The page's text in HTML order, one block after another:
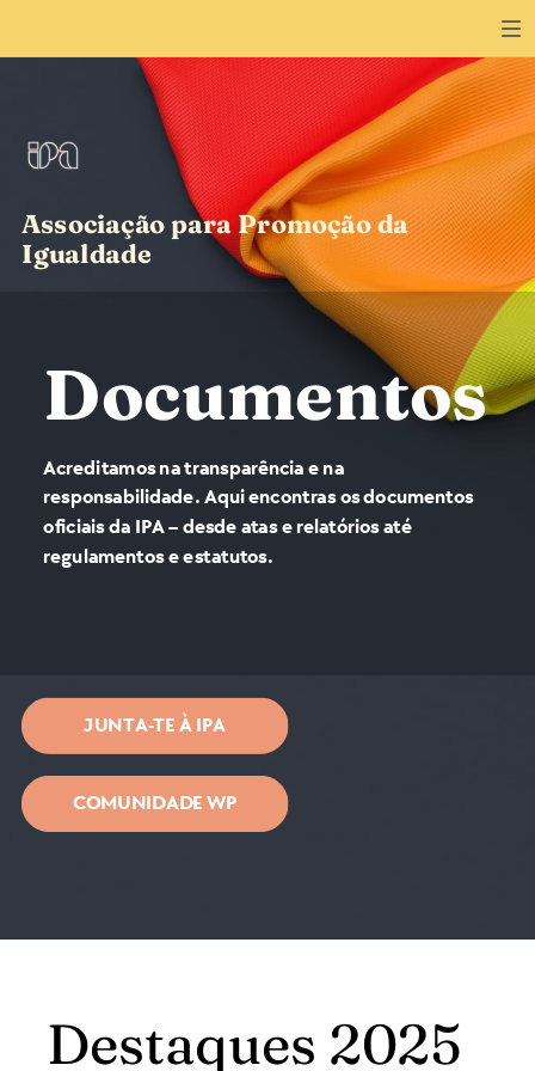
JUNTA-TE À IPA
Associação para Promoção da
Igualdade
COMUNIDADE WP
Documentos
Acreditamos na transparência e na
responsabilidade. Aqui encontras os documentos
oficiais da IPA – desde atas e relatórios até
regulamentos e estatutos.
Destaques 2025